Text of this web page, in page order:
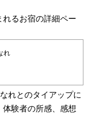
るお宿の詳細ペー
れ
れとのタイアップに
体験者の所感、感想